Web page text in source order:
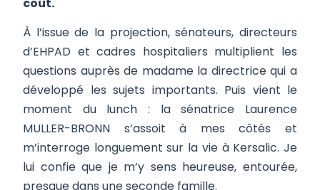
À l’issue de la projection, sénateurs, directeurs
d’EHPAD et cadres hospitaliers multiplient les
questions auprès de madame la directrice qui a
développé les sujets importants. Puis vient le
moment du lunch : la sénatrice Laurence
MULLER-BRONN s’assoit à mes côtés et
m’interroge longuement sur la vie à Kersalic. Je
lui confie que je m’y sens heureuse, entourée,
presque dans une seconde famille.